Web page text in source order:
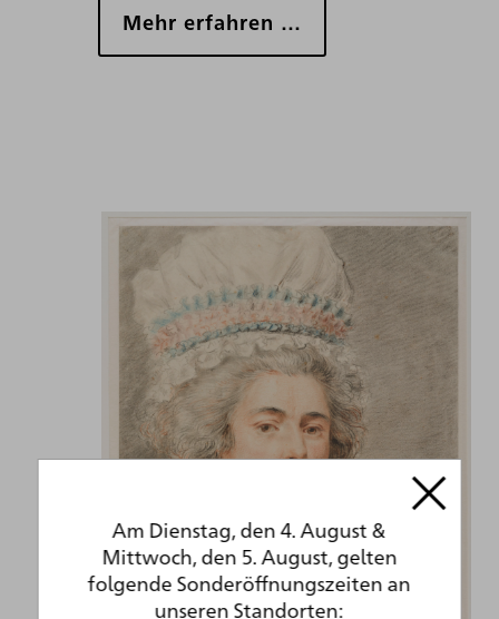
Mehr erfahren …
Am Dienstag, den 4. August &
Mittwoch, den 5. August, gelten
folgende Sonderöffnungszeiten an
unseren Standorten: